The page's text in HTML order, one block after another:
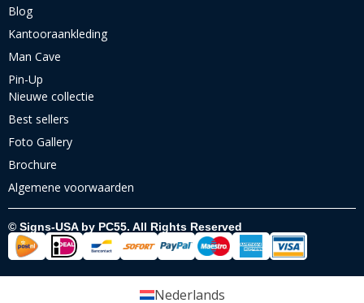
Blog
Kantooraankleding
Man Cave
Pin-Up
Nieuwe collectie
Best sellers
Foto Gallery
Brochure
Algemene voorwaarden
© Signs-USA by PC55. All Rights Reserved
Nederlands